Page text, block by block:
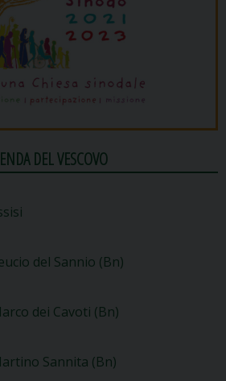
DEL VESCOVO
del Sannio (Bn)
dei Cavoti (Bn)
Sannita (Bn)